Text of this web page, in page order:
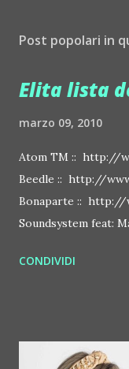
Post popolari in
Elita lista
marzo 09, 2010
Atom TM :: http://
Beedle :: http://
Bonaparte :: http://
Soundsystem feat:
http://
Deian :: http://
CONDIVIDI